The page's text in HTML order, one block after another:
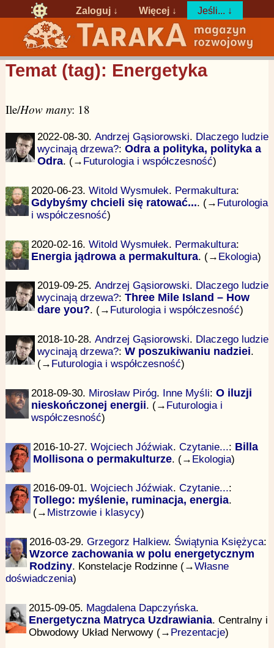
Zaloguj ↓ Więcej ↓ Jeśli... ↓
Temat (tag): Energetyka
Ile/How many: 18
2022-08-30. Andrzej Gąsiorowski. Dlaczego ludzie
wycinają drzewa?: Odra a polityka, polityka a
Odra. (→ Futurologia i współczesność)
2020-06-23. Witold Wysmułek. Permakultura:
Gdybyśmy chcieli się ratować.... (→ Futurologia
i współczesność)
2020-02-16. Witold Wysmułek. Permakultura:
Energia jądrowa a permakultura. (→ Ekologia)
2019-09-25. Andrzej Gąsiorowski. Dlaczego ludzie
wycinają drzewa?: Three Mile Island – How
dare you?. (→ Futurologia i współczesność)
2018-10-28. Andrzej Gąsiorowski. Dlaczego ludzie
wycinają drzewa?: W poszukiwaniu nadziei.
(→ Futurologia i współczesność)
2018-09-30. Mirosław Piróg. Inne Myśli: O iluzji
nieskończonej energii. (→ Futurologia i
współczesność)
2016-10-27. Wojciech Jóźwiak. Czytanie...: Billa
Mollisona o permakulturze. (→ Ekologia)
2016-09-01. Wojciech Jóźwiak. Czytanie...:
Tollego: myślenie, ruminacja, energia.
(→ Mistrzowie i klasycy)
2016-03-29.Grzegorz Halkiew. Świątynia Księżyca:
Wzorce zachowania w polu energetycznym
Rodziny. Konstelacje Rodzinne (→Własne
doświadczenia)
2015-09-05. Magdalena Dapczyńska.
Energetyczna Matryca Uzdrawiania. Centralny i
Obwodowy Układ Nerwowy (→ Prezentacje)